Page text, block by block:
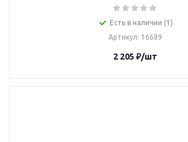
Есть в наличии (1)
Артикул: 16689
2 205 ₽/шт